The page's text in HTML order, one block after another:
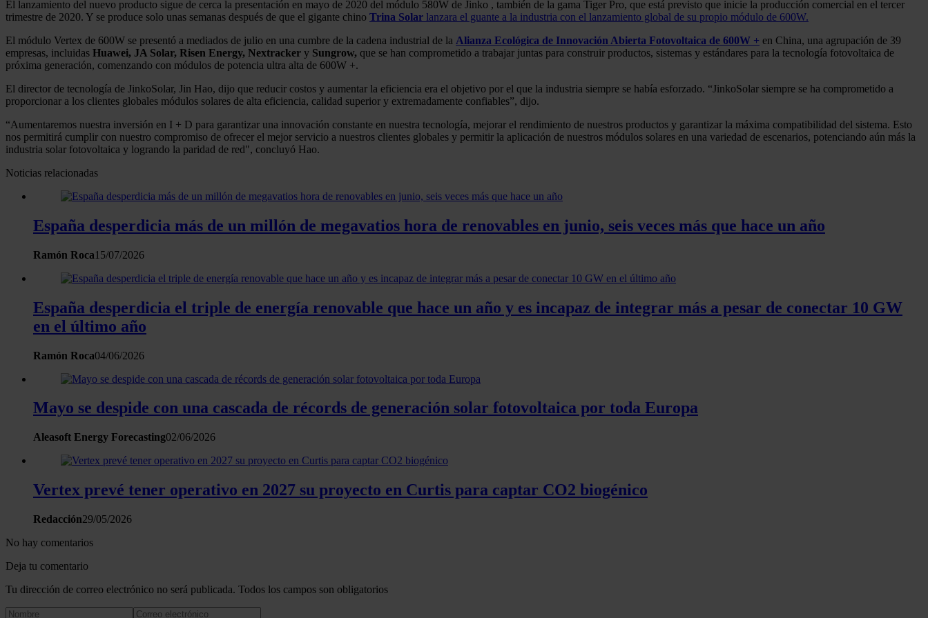
El lanzamiento del nuevo producto sigue de cerca la presentación en mayo de 2020 del módulo 580W de Jinko , también de la gama Tiger Pro, que está previsto que inicie la producción comercial en el tercer
trimestre de 2020. Y se produce solo unas semanas después de que el gigante chino Trina Solar lanzara el guante a la industria con el lanzamiento global de su propio módulo de 600W.
El módulo Vertex de 600W se presentó a mediados de julio en una cumbre de la cadena industrial de la Alianza Ecológica de Innovación Abierta Fotovoltaica de 600W + en China, una agrupación de 39
empresas, incluidas Huawei, JA Solar, Risen Energy, Nextracker y Sungrow, que se han comprometido a trabajar juntas para construir productos, sistemas y estándares para la tecnología fotovoltaica de
próxima generación, comenzando con módulos de potencia ultra alta de 600W +.
El director de tecnología de JinkoSolar, Jin Hao, dijo que reducir costos y aumentar la eficiencia era el objetivo por el que la industria siempre se había esforzado. “JinkoSolar siempre se ha comprometido a
proporcionar a los clientes globales módulos solares de alta eficiencia, calidad superior y extremadamente confiables”, dijo.
“Aumentaremos nuestra inversión en I + D para garantizar una innovación constante en nuestra tecnología, mejorar el rendimiento de nuestros productos y garantizar la máxima compatibilidad del sistema. Esto
nos permitirá cumplir con nuestro compromiso de ofrecer el mejor servicio a nuestros clientes globales y permitir la aplicación de nuestros módulos solares en una variedad de escenarios, potenciando aún más la
industria solar fotovoltaica y logrando la paridad de red", concluyó Hao.
Noticias relacionadas
España desperdicia más de un millón de megavatios hora de renovables en junio, seis veces más que hace un año
Ramón Roca15/07/2026
España desperdicia el triple de energía renovable que hace un año y es incapaz de integrar más a pesar de conectar 10 GW
en el último año
Ramón Roca04/06/2026
Mayo se despide con una cascada de récords de generación solar fotovoltaica por toda Europa
Aleasoft Energy Forecasting02/06/2026
Vertex prevé tener operativo en 2027 su proyecto en Curtis para captar CO2 biogénico
Redacción29/05/2026
No hay comentarios
Deja tu comentario
Tu dirección de correo electrónico no será publicada. Todos los campos son obligatorios